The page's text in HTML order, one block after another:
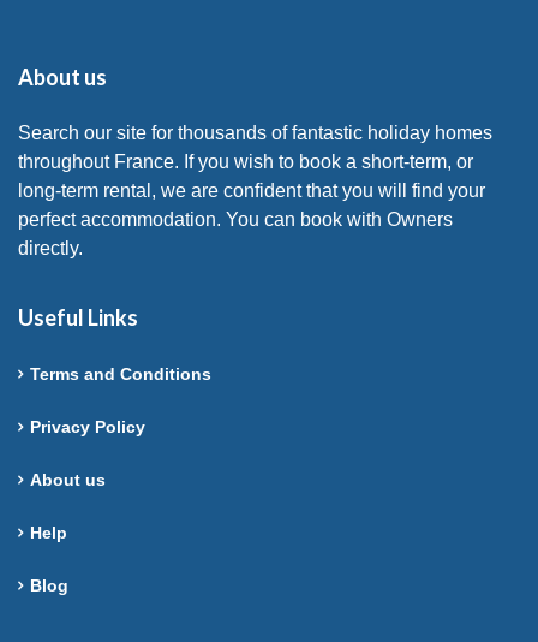
About us
Search our site for thousands of fantastic holiday homes
throughout France. If you wish to book a short-term, or
long-term rental, we are confident that you will find your
perfect accommodation. You can book with Owners
directly.
Useful Links
Terms and Conditions
Privacy Policy
About us
Help
Blog